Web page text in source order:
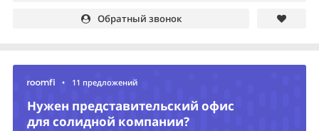
Обратный звонок
• 11 предложений
Нужен представительский офис
для солидной компании?